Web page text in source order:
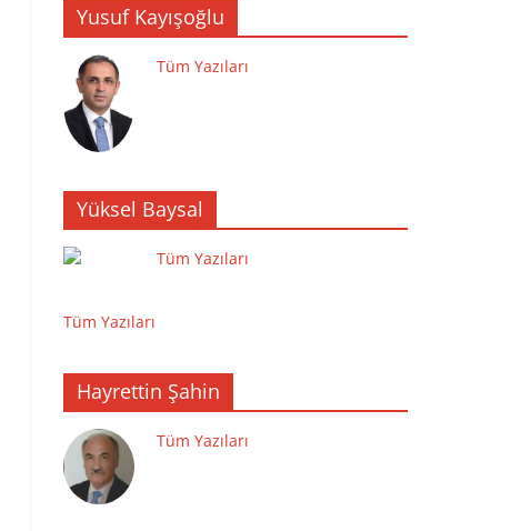
Yusuf Kayışoğlu
Tüm Yazıları
Yüksel Baysal
Tüm Yazıları
Tüm Yazıları
Hayrettin Şahin
Tüm Yazıları